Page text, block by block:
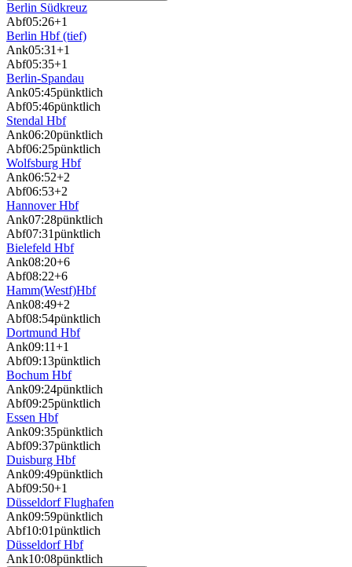
Berlin Südkreuz
Abf05:26+1
Berlin Hbf (tief)
Ank05:31+1
Abf05:35+1
Berlin-Spandau
Ank05:45pünktlich
Abf05:46pünktlich
Stendal Hbf
Ank06:20pünktlich
Abf06:25pünktlich
Wolfsburg Hbf
Ank06:52+2
Abf06:53+2
Hannover Hbf
Ank07:28pünktlich
Abf07:31pünktlich
Bielefeld Hbf
Ank08:20+6
Abf08:22+6
Hamm(Westf)Hbf
Ank08:49+2
Abf08:54pünktlich
Dortmund Hbf
Ank09:11+1
Abf09:13pünktlich
Bochum Hbf
Ank09:24pünktlich
Abf09:25pünktlich
Essen Hbf
Ank09:35pünktlich
Abf09:37pünktlich
Duisburg Hbf
Ank09:49pünktlich
Abf09:50+1
Düsseldorf Flughafen
Ank09:59pünktlich
Abf10:01pünktlich
Düsseldorf Hbf
Ank10:08pünktlich